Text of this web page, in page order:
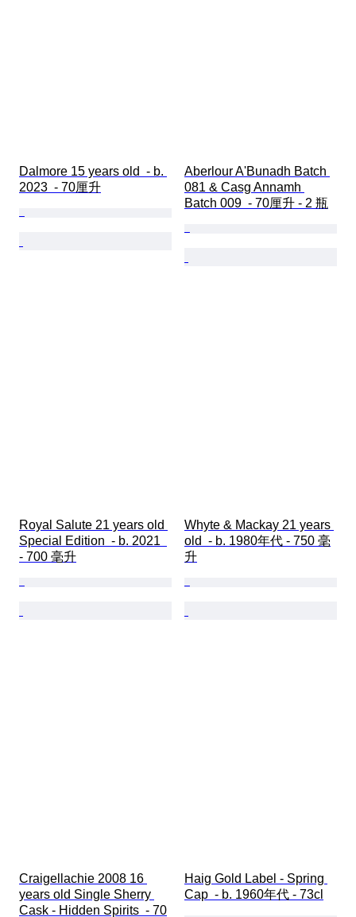
Dalmore 15 years old  - b.
2023  - 70厘升
Aberlour A'Bunadh Batch
081 & Casg Annamh
Batch 009  - 70厘升 - 2 瓶
Royal Salute 21 years old
Special Edition  - b. 2021
- 700 毫升
Whyte & Mackay 21 years
old  - b. 1980年代 - 750 毫
升
Craigellachie 2008 16
years old Single Sherry
Cask - Hidden Spirits  - 70
Haig Gold Label - Spring
Cap  - b. 1960年代 - 73cl